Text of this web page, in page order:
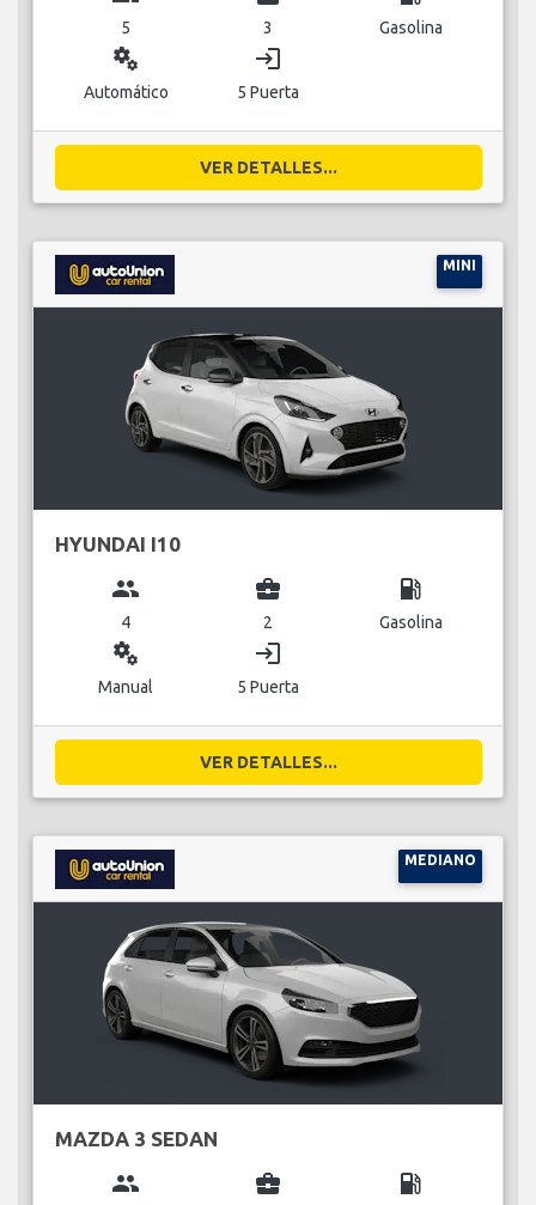
5 3 Gasolina
miscellaneous_services
Automático
login
5 Puerta
VER DETALLES...
MINI
HYUNDAI I10
group
4
business_center
2
local_gas_station
Gasolina
miscellaneous_services
Manual
login
5 Puerta
VER DETALLES...
MEDIANO
MAZDA 3 SEDAN
group business_center local_gas_station